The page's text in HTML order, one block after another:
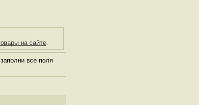
на сайте.
все поля